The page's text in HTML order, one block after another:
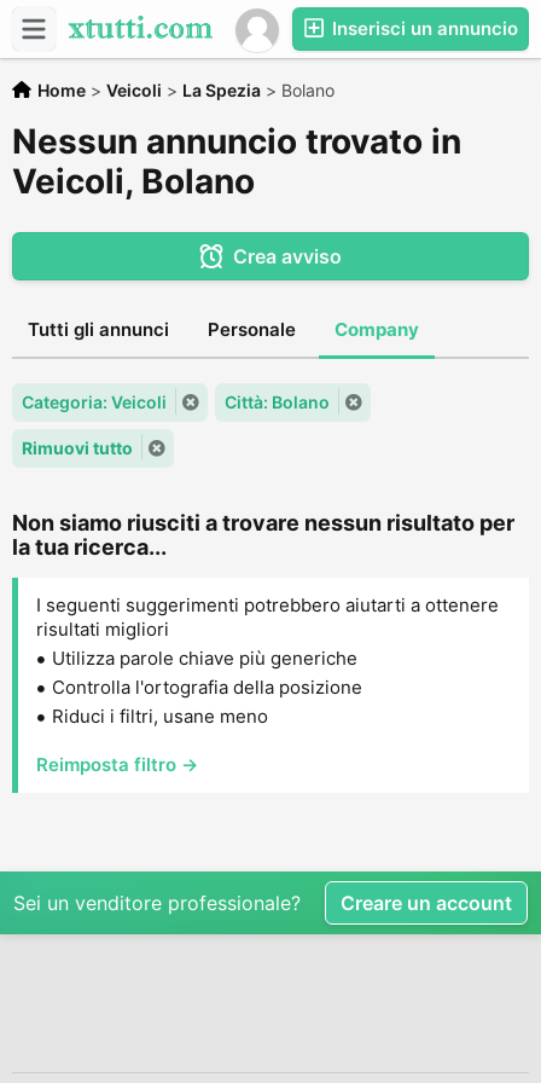
Inserisci un annuncio
Home > Veicoli > La Spezia > Bolano
Nessun annuncio trovato in
Veicoli, Bolano
Crea avviso
Tutti gli annunci Personale Company
Categoria: Veicoli Città: Bolano
Rimuovi tutto
Non siamo riusciti a trovare nessun risultato per
la tua ricerca...
I seguenti suggerimenti potrebbero aiutarti a ottenere
risultati migliori
Utilizza parole chiave più generiche
Controlla l'ortografia della posizione
Riduci i filtri, usane meno
Reimposta filtro →
Sei un venditore professionale? Creare un account